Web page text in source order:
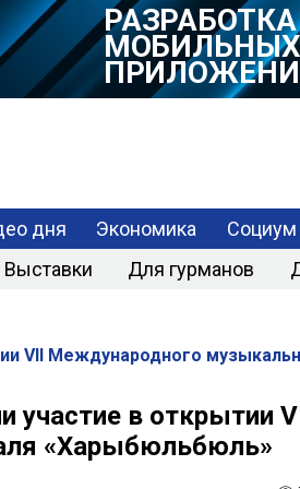
РАЗРАБОТКА
дня Экономика Социум
Выставки Для гурманов
VII Международного
участие в открытии
«Харыбюльбюль»